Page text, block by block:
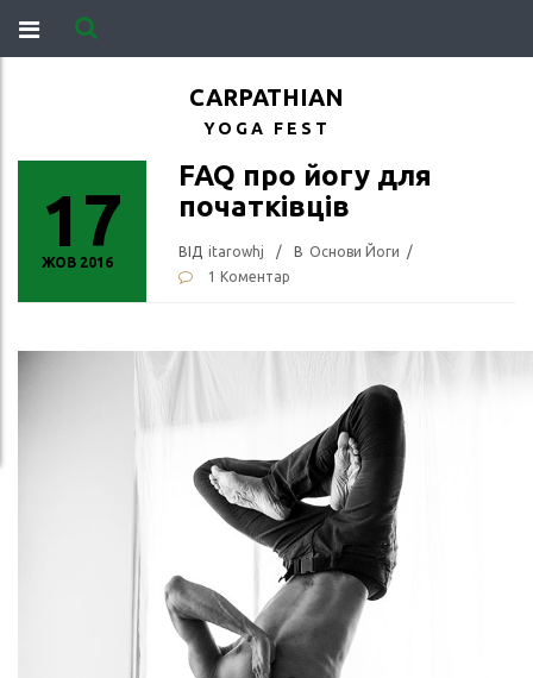
CARPATHIAN
YOGA FEST
17
ЖОВ 2016
FAQ про йогу для
початківців
ВIД Itarowhj / В Основи Йоги /
1 Коментар